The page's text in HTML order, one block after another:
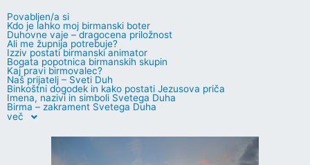
Povabljen/a si
Kdo je lahko moj birmanski boter
Duhovne vaje – dragocena priložnost
Ali me župnija potrebuje?
Izziv postati birmanski animator
Bogata popotnica birmanskih skupin
Kaj pravi birmovalec?
Naš prijatelj – Sveti Duh
Binkoštni dogodek in kako postati Jezusova priča
Imena, nazivi in simboli Svetega Duha
Birma – zakrament Svetega Duha
več